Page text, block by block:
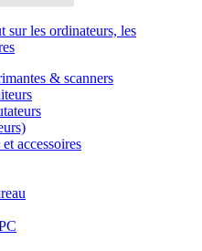
sur les ordinateurs, les
& scanners
accessoires